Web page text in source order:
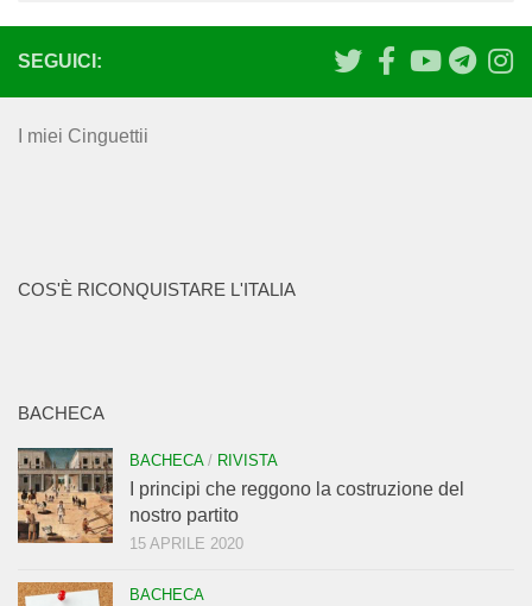
SEGUICI:
I miei Cinguettii
COS'È RICONQUISTARE L'ITALIA
BACHECA
BACHECA/ RIVISTA
I principi che reggono la costruzione del
nostro partito
15 APRILE 2020
BACHECA